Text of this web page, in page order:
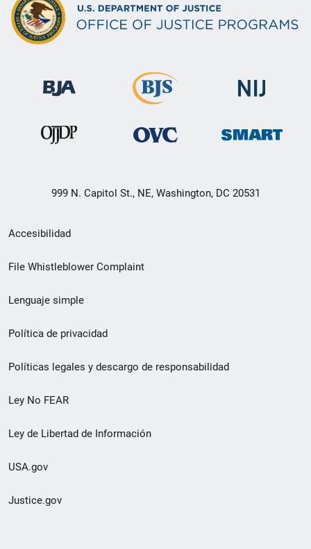
999 N. Capitol St., NE, Washington, DC 20531
Menú
de
de
pie
de
página
Accesibilidad
File Whistleblower Complaint
Lenguaje simple
Política de privacidad
Políticas legales y descargo de responsabilidad
Ley No FEAR
Ley de Libertad de Información
USA.gov
Justice.gov